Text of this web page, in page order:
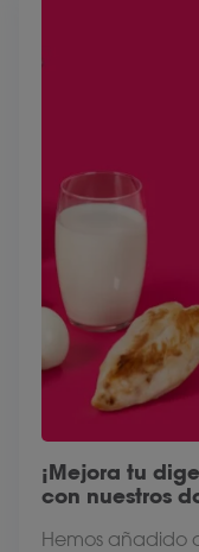
¡Mejora tu
con nuestros
Hemos añadido